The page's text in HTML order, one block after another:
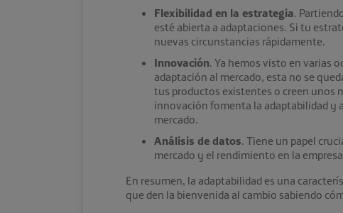
Flexibilidad en la estrategia.
esté abierta a adaptaciones. Si tu
nuevas circunstancias rápidamente.
Innovación. Ya hemos visto en varias
adaptación al mercado, esta no se
tus productos existentes o creen unos
innovación fomenta la adaptabilidad y
mercado.
Análisis de datos. Tiene un papel
mercado y el rendimiento en la
En resumen, la adaptabilidad es una
que den la bienvenida al cambio sabiendo